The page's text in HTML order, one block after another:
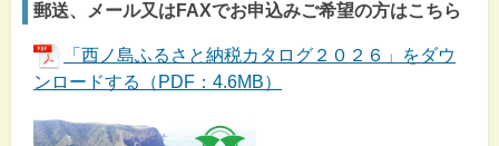
郵送、メール又はFAXでお申込みご希望の方はこちら
「西ノ島ふるさと納税カタログ２０２６」をダウ
ンロードする（PDF：4.6MB）